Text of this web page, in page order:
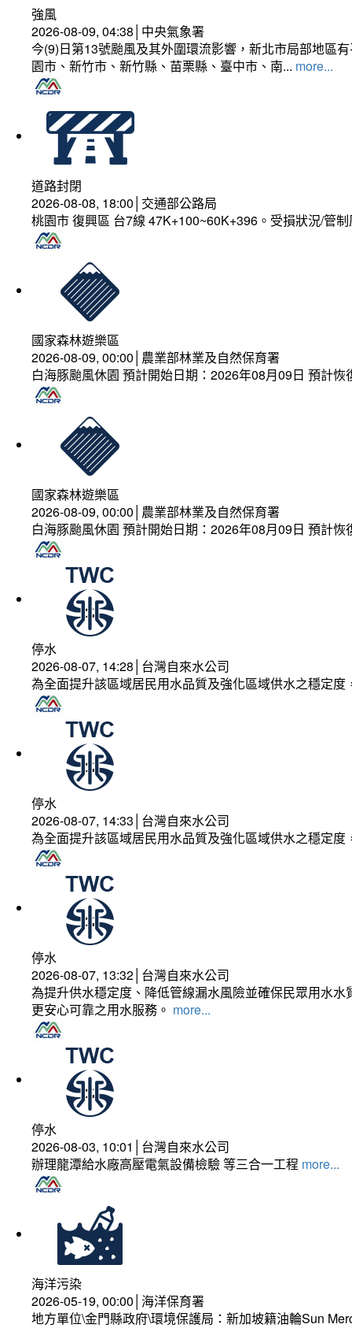
強風
2026-08-09, 04:38│中央氣象署
今(9)日第13號颱風及其外圍環流影響，新北市局部地區
園市、新竹市、新竹縣、苗栗縣、臺中市、南... more...
道路封閉
2026-08-08, 18:00│交通部公路局
桃園市 復興區 台7線 47K+100~60K+396。受損狀況/管
國家森林遊樂區
2026-08-09, 00:00│農業部林業及自然保育署
白海豚颱風休園 預計開始日期：2026年08月09日 預計
國家森林遊樂區
2026-08-09, 00:00│農業部林業及自然保育署
白海豚颱風休園 預計開始日期：2026年08月09日 預計
停水
2026-08-07, 14:28│台灣自來水公司
為全面提升該區域居民用水品質及強化區域供水之穩定
停水
2026-08-07, 14:33│台灣自來水公司
為全面提升該區域居民用水品質及強化區域供水之穩定
停水
2026-08-07, 13:32│台灣自來水公司
為提升供水穩定度、降低管線漏水風險並確保民眾用水
更安心可靠之用水服務。 more...
停水
2026-08-03, 10:01│台灣自來水公司
辦理龍潭給水廠高壓電氣設備檢驗 等三合一工程 more...
海洋污染
2026-05-19, 00:00│海洋保育署
地方單位\金門縣政府\環境保護局：新加坡籍油輪Sun